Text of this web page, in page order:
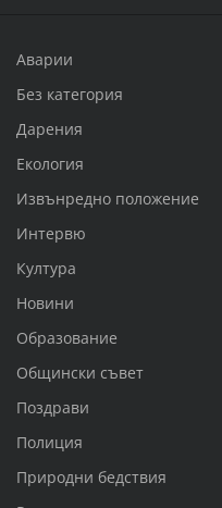
Аварии
Без категория
Дарения
Екология
Извънредно положение
Интервю
Култура
Новини
Образование
Общински съвет
Поздрави
Полиция
Природни бедствия